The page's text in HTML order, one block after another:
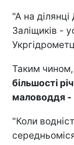
"А на ділянці
Заліщиків -
Таким чином,
більшості
маловоддя -
"Коли